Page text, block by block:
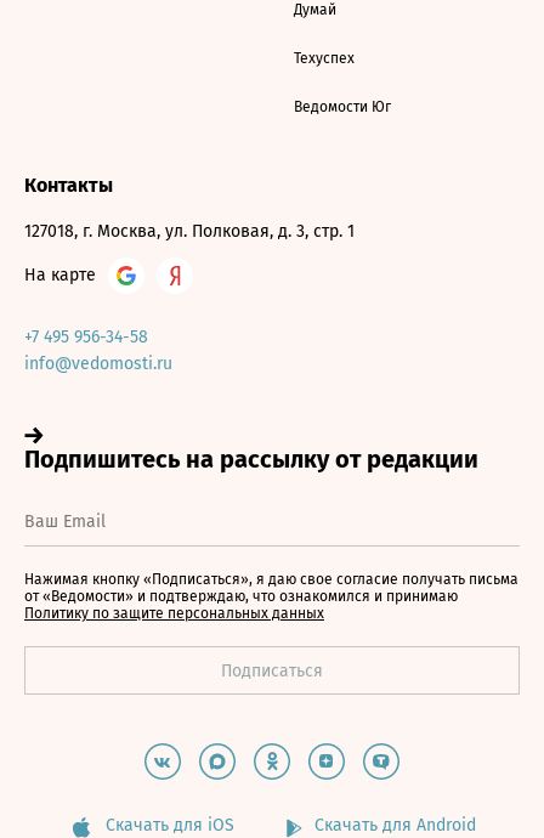
Думай
Техуспех
Ведомости Юг
Контакты
127018, г. Москва, ул. Полковая, д. 3, стр. 1
На карте
+7 495 956-34-58
info@vedomosti.ru
Нажимая кнопку «Подписаться», я даю свое согласие получать письма
от «Ведомости» и подтверждаю, что ознакомился и принимаю
Политику по защите персональных данных
Скачать для iOS Скачать для Android